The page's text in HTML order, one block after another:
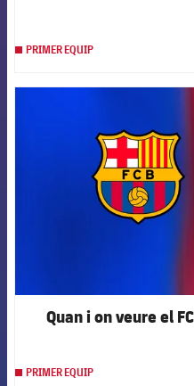
PRIMER EQUIP
Quan i on veure el
PRIMER EQUIP